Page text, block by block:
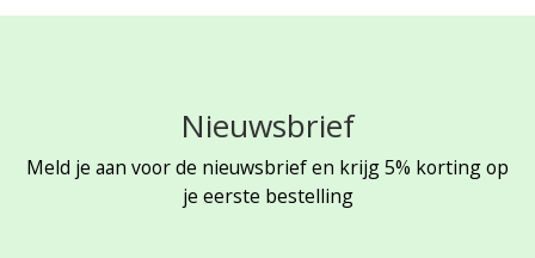
Nieuwsbrief
Meld je aan voor de nieuwsbrief en krijg 5% korting op
je eerste bestelling